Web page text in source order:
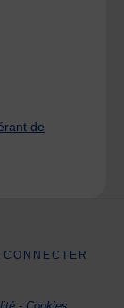
de
CONNECTER